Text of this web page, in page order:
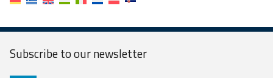
Subscribe to ournewsletter